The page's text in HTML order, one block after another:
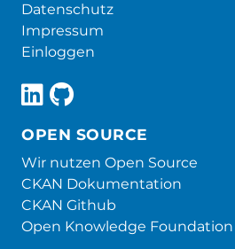
Datenschutz
Impressum
Einloggen
OPEN SOURCE
Wir nutzen Open Source
CKAN Dokumentation
CKAN Github
Open Knowledge Foundation